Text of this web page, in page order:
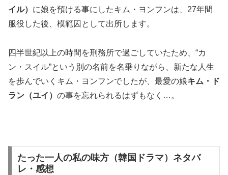
イル） に娘を預ける事にしたキム・ヨンフンは、27年間
服役した後、模範囚として出所します。
四半世紀以上の時間を刑務所で過ごしていたため、“カ
ン・スイル”という別の名前を名乗りながら、新たな人生
を歩んでいくキム・ヨンフンでしたが、最愛の娘キム・ド
ラン（ユイ） の事を忘れられるはずもなく…。
たった一人の私の味方（韓国ドラマ）ネタバ
レ・感想